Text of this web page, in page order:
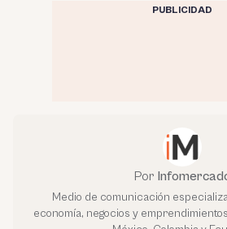
PUBLICIDAD
Por
Medio de comunicación
economía, negocios y